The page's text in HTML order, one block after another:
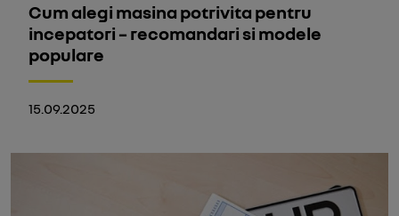
Cum alegi masina potrivita pentru
incepatori – recomandari si modele
populare
15.09.2025